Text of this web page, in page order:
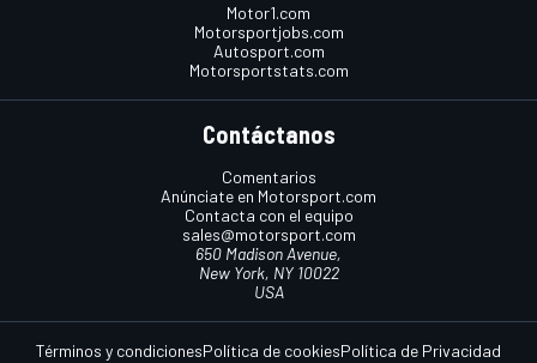
Motor1.com
Motorsportjobs.com
Autosport.com
Motorsportstats.com
Contáctanos
Comentarios
Anúnciate en Motorsport.com
Contacta con el equipo
sales@motorsport.com
650 Madison Avenue,
New York, NY 10022
USA
Términos y condicionesPolítica de cookiesPolítica de Privacidad